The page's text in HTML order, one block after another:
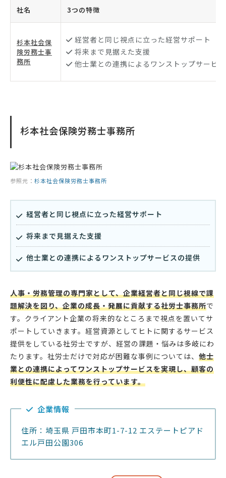
社名 3つの特徴
杉本社会保
険労務士事
務所
経営者と同じ視点に立った経営サポート
将来まで見据えた支援
他士業との連携によるワンストップサービ
杉本社会保険労務士事務所
参照元： 杉本社会保険労務士事務所
経営者と同じ視点に立った経営サポート
将来まで見据えた支援
他士業との連携によるワンストップサービスの提供
人事・労務管理の専門家として、企業経営者と同じ視線で課
題解決を図り、企業の成長・発展に貢献する社労士事務所で
す。クライアント企業の将来的なところまで視点を置いてサ
ポートしていきます。経営資源としてヒトに関するサービス
提供をしている社労士ですが、経営の課題・悩みは多岐にわ
たります。社労士だけで対応が困難な事例については、 他士
業との連携によってワンストップサービスを実現し、顧客の
利便性に配慮した業務を行っています。
企業情報
住所：埼玉県 戸田市本町1-7-12 エステートピアド
エル戸田公園306